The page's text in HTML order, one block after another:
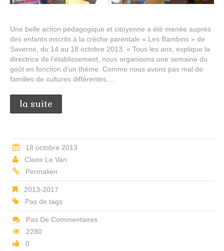
Une belle action pédagogique et citoyenne a été menée auprès
des enfants inscrits à la crèche parentale « Les Bambins » de
Saverne, du 14 au 18 octobre 2013. « Tous les ans, explique la
directrice de l’établissement, nous organisons une semaine du
goût en fonction d’un thème. Comme nous avons pas mal de
familles de cultures différentes,…
la suite
18 octobre 2013
Claire Le Van
Permalien
2013-2017
Pas de tags
Pas De Commentaires
2280
0